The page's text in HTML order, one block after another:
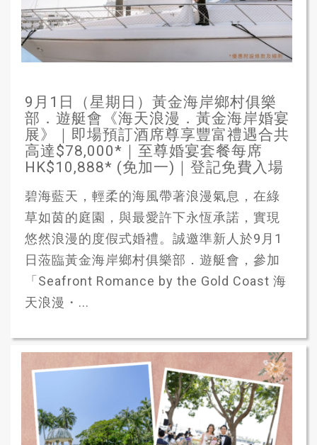
9月1日（星期日）黃金海岸鄉村俱樂
部．遊艇會《海天浪漫．黃金海岸婚宴
展》｜即場預訂酒席尊享豐富禮遇合共
高達$78,000*｜至尊婚宴套餐每席
HK$10,888* (免加一)｜登記免費入場
碧海藍天，輕柔的海風帶著浪漫氣息，在綠
草如茵的庭園，與最愛許下永恆承諾，實現
悠然浪漫的度假式婚禮。誠邀準新人於9月1
日蒞臨黃金海岸鄉村俱樂部．遊艇會，參加
「Seafront Romance by the Gold Coast 海
天浪漫・...